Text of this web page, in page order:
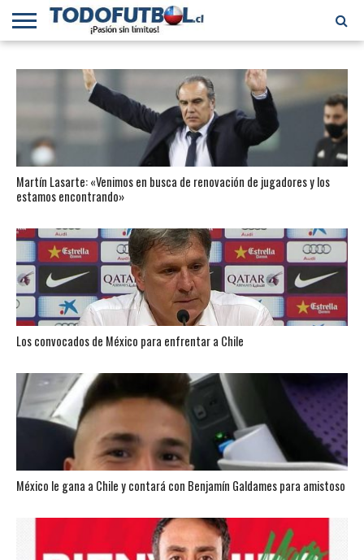
DIVISIÓN
PRIMERA
SELECCIÓN
CHILENOS
FÚTBOL
INTERNACIONAL
Martín Lasarte: «Venimos en busca de renovación de jugadores y los
estamos encontrando»
Los convocados de México para enfrentar a Chile
México le gana a Chile y contará con Benjamín Galdames para amistoso